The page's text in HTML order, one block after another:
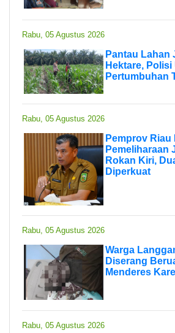
Rabu, 05 Agustus 2026
Pantau Lahan
Hektare,
Pertumbuhan
Rabu, 05 Agustus 2026
Pemprov Riau
Pemeliharaan
Rokan Kiri,
Diperkuat
Rabu, 05 Agustus 2026
Warga
Diserang
Menderes
Rabu, 05 Agustus 2026